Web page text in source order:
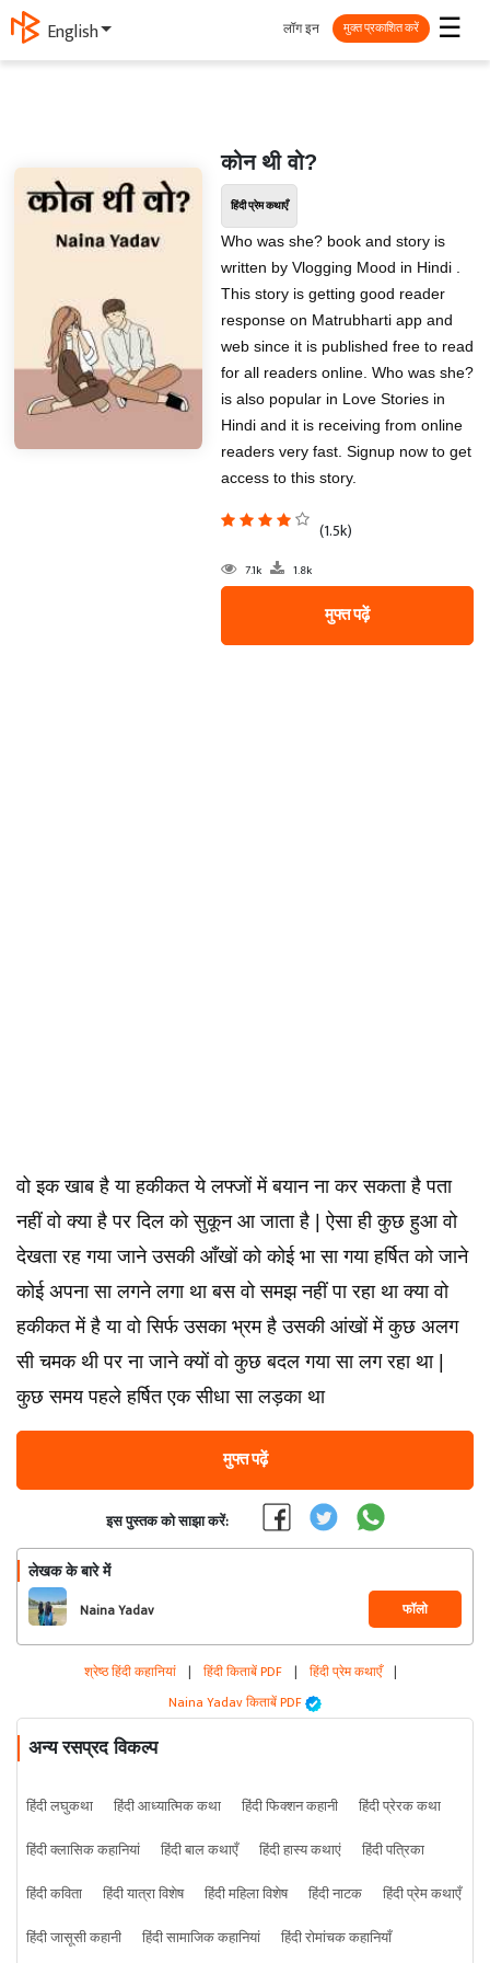
English ☰
लॉग इन मुक्त प्रकाशित करें
कोन थी वो?
हिंदी प्रेम कथाएँ
Who was she? book and story is
written by Vlogging Mood in Hindi .
This story is getting good reader
response on Matrubharti app and
web since it is published free to read
for all readers online. Who was she?
is also popular in Love Stories in
Hindi and it is receiving from online
readers very fast. Signup now to get
access to this story.
(1.5k)
7.1k 1.8k
मुफ्त पढ़ें
वो इक खाब है या हकीकत ये लफ्जों में बयान ना कर सकता है पता
नहीं वो क्या है पर दिल को सुकून आ जाता है | ऐसा ही कुछ हुआ वो
देखता रह गया जाने उसकी आँखों को कोई भा सा गया हर्षित को जाने
कोई अपना सा लगने लगा था बस वो समझ नहीं पा रहा था क्या वो
हकीकत में है या वो सिर्फ उसका भ्रम है उसकी आंखों में कुछ अलग
सी चमक थी पर ना जाने क्यों वो कुछ बदल गया सा लग रहा था |
कुछ समय पहले हर्षित एक सीधा सा लड़का था
मुफ्त पढ़ें
इस पुस्तक को साझा करें:
लेखक के बारे में
Naina Yadav फॉलो
श्रेष्ठ हिंदी कहानियां | हिंदी किताबें PDF | हिंदी प्रेम कथाएँ |
Naina Yadav किताबें PDF
अन्य रसप्रद विकल्प
हिंदी लघुकथा हिंदी आध्यात्मिक कथा हिंदी फिक्शन कहानी
हिंदी प्रेरक कथा
हिंदी क्लासिक कहानियां
हिंदी बाल कथाएँ हिंदी हास्य कथाएं
हिंदी पत्रिका
हिंदी कविता
हिंदी यात्रा विशेष हिंदी महिला विशेष हिंदी नाटक
हिंदी प्रेम कथाएँ
हिंदी जासूसी कहानी
हिंदी सामाजिक कहानियां हिंदी रोमांचक कहानियाँ